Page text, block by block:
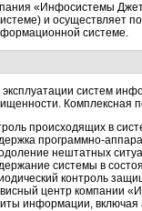
«Инфосистемы
и осуществляет
системе.
эксплуатации систем
Комплексная
происходящих в
программно-
нештатных
системы в
контроль
центр компании
информации, включая